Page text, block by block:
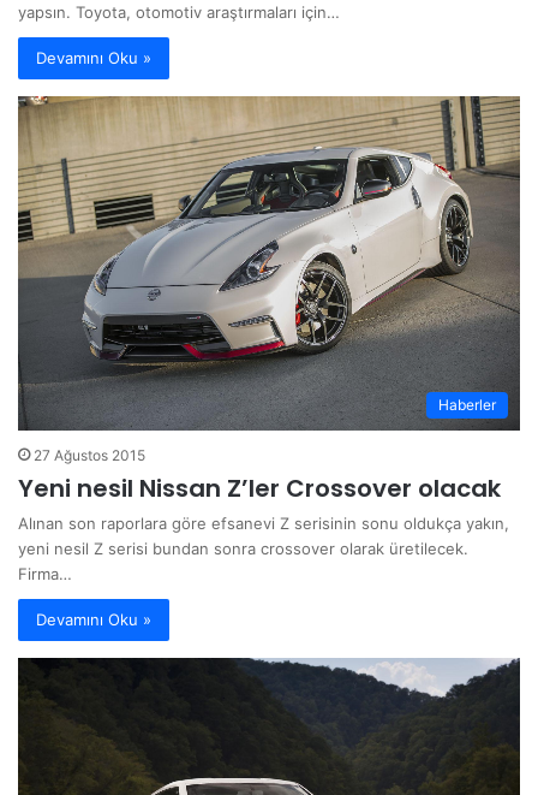
yapsın. Toyota, otomotiv araştırmaları için…
Devamını Oku »
Haberler
27 Ağustos 2015
Yeni nesil Nissan Z’ler Crossover olacak
Alınan son raporlara göre efsanevi Z serisinin sonu oldukça yakın,
yeni nesil Z serisi bundan sonra crossover olarak üretilecek.
Firma…
Devamını Oku »